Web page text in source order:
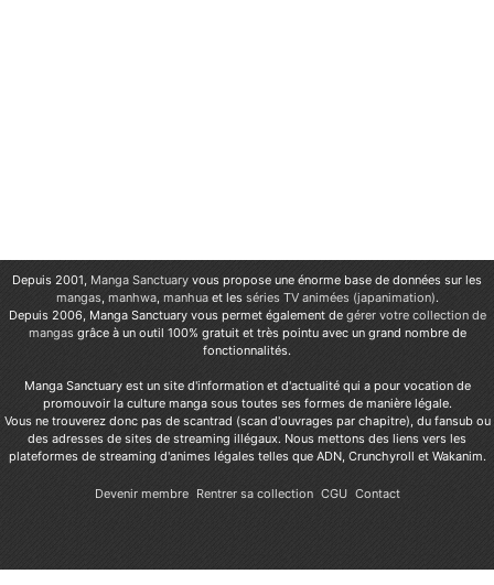
Depuis 2001, Manga Sanctuary vous propose une énorme base de données sur les
mangas, manhwa, manhuaet les séries TV animées (japanimation).
Depuis 2006, Manga Sanctuary vous permet également de gérer votre collection de
mangas grâce à un outil 100% gratuit et très pointu avec un grand nombre de
fonctionnalités.
Manga Sanctuary est un site d'information et d'actualité qui a pour vocation de
promouvoir la culture manga sous toutes ses formes de manière légale.
Vous ne trouverez donc pas de scantrad (scan d'ouvrages par chapitre), du fansub ou
des adresses de sites de streaming illégaux. Nous mettons des liens vers les
plateformes de streaming d'animes légales telles que ADN, Crunchyroll et Wakanim.
Devenir membre Rentrer sa collection CGU Contact